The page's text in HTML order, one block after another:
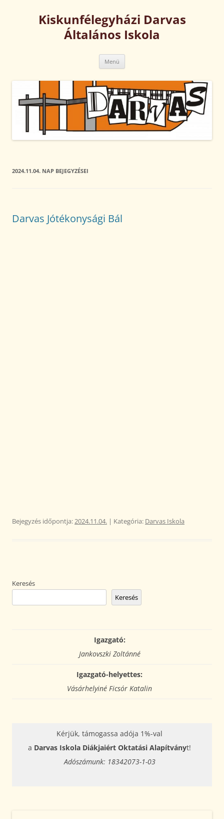
tartalombaKiskunfélegyházi Darvas
Általános Iskola
Menü
2024.11.04. NAP BEJEGYZÉSEI
Darvas Jótékonysági Bál
Bejegyzés időpontja:2024.11.04. | Kategória: Darvas Iskola
Keresés
Keresés
Igazgató:
Jankovszki Zoltánné
Igazgató-helyettes:
Vásárhelyiné Ficsór Katalin
Kérjük, támogassa adója 1%-val
a Darvas Iskola Diákjaiért Oktatási Alapítványt!
Adószámunk: 18342073-1-03